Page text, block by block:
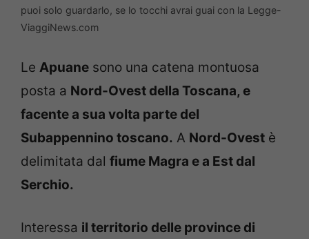
puoi solo guardarlo, se lo tocchi avrai guai con la Legge-
ViaggiNews.com
Le Apuane sono una catena montuosa
posta a Nord-Ovest della Toscana, e
facente a sua volta parte del
Subappennino toscano. A Nord-Ovest è
delimitata dal fiume Magra e a Est dal
Serchio.
Interessa il territorio delle province di